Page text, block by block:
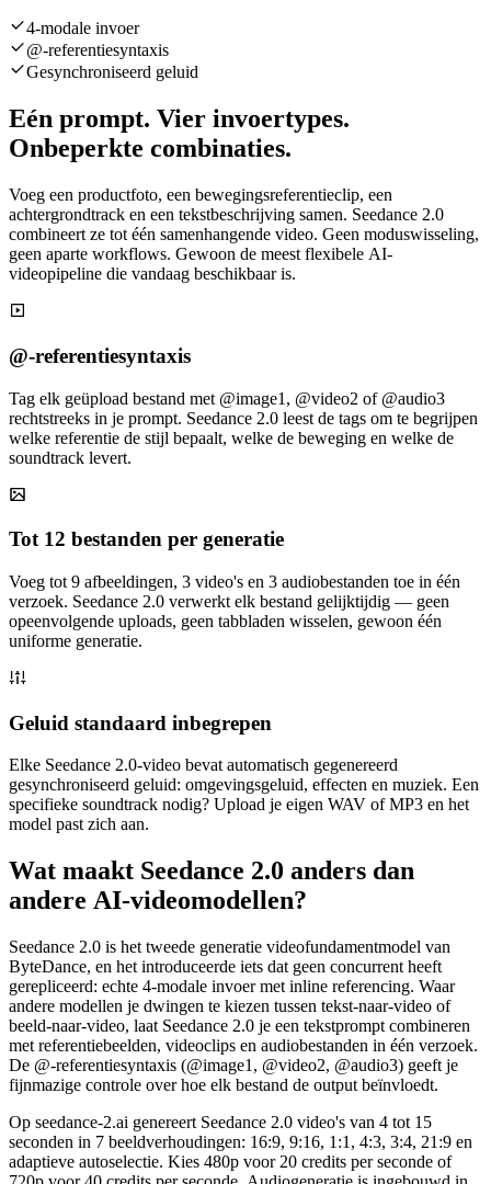
4-modale invoer
@-referentiesyntaxis
Gesynchroniseerd geluid
Eén prompt. Vier invoertypes.
Onbeperkte combinaties.
Voeg een productfoto, een bewegingsreferentieclip, een
achtergrondtrack en een tekstbeschrijving samen. Seedance 2.0
combineert ze tot één samenhangende video. Geen moduswisseling,
geen aparte workflows. Gewoon de meest flexibele AI-
videopipeline die vandaag beschikbaar is.
@-referentiesyntaxis
Tag elk geüpload bestand met @image1, @video2 of @audio3
rechtstreeks in je prompt. Seedance 2.0 leest de tags om te begrijpen
welke referentie de stijl bepaalt, welke de beweging en welke de
soundtrack levert.
Tot 12 bestanden per generatie
Voeg tot 9 afbeeldingen, 3 video's en 3 audiobestanden toe in één
verzoek. Seedance 2.0 verwerkt elk bestand gelijktijdig — geen
opeenvolgende uploads, geen tabbladen wisselen, gewoon één
uniforme generatie.
Geluid standaard inbegrepen
Elke Seedance 2.0-video bevat automatisch gegenereerd
gesynchroniseerd geluid: omgevingsgeluid, effecten en muziek. Een
specifieke soundtrack nodig? Upload je eigen WAV of MP3 en het
model past zich aan.
Wat maakt Seedance 2.0 anders dan
andere AI-videomodellen?
Seedance 2.0 is het tweede generatie videofundamentmodel van
ByteDance, en het introduceerde iets dat geen concurrent heeft
gerepliceerd: echte 4-modale invoer met inline referencing. Waar
andere modellen je dwingen te kiezen tussen tekst-naar-video of
beeld-naar-video, laat Seedance 2.0 je een tekstprompt combineren
met referentiebeelden, videoclips en audiobestanden in één verzoek.
De @-referentiesyntaxis (@image1, @video2, @audio3) geeft je
fijnmazige controle over hoe elk bestand de output beïnvloedt.
Op seedance-2.ai genereert Seedance 2.0 video's van 4 tot 15
seconden in 7 beeldverhoudingen: 16:9, 9:16, 1:1, 4:3, 3:4, 21:9 en
adaptieve autoselectie. Kies 480p voor 20 credits per seconde of